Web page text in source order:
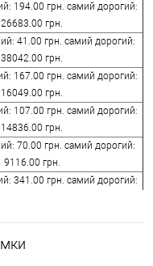
194.00 грн. самий дорогий:
26683.00 грн.
41.00 грн. самий дорогий:
38042.00 грн.
167.00 грн. самий дорогий:
16049.00 грн.
107.00 грн. самий дорогий:
14836.00 грн.
70.00 грн. самий дорогий:
9116.00 грн.
341.00 грн. самий дорогий:
290.00 грн. самий дорогий: